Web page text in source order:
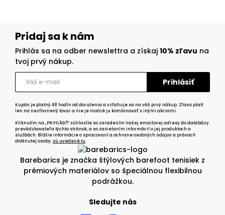
Barebarics je značka štýlových barefoot tenisiek z
prémiových materiálov so špeciálnou flexibilnou
podrážkou.
Sledujte nás
Pridaj sa k nám
Prihlás sa na odber newslettra a získaj 10% zľavu na
tvoj prvý nákup.
Kupón je platný 48 hodín od doručenia a vzťahuje sa na váš prvý nákup. Zľava platí
len na nezľavnený tovar a nie je možné ju kombinovať s inými akciami.
Kliknutím na „PRIHLÁSIŤ“ súhlasíte so zaradením Vašej emailovej adresy do databázy
prevádzkovateľa týchto stránok, a so zasielaním informácií o jej produktoch a
službách. Bližšie informácie o spracovaní a ochrane osobných údajov a právach
dotknutej osoby, sú uvedené tu